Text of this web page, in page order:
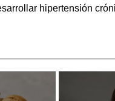
hipertensión